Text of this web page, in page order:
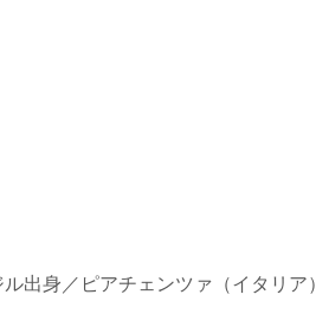
出身／ピアチェンツァ（イタリア）